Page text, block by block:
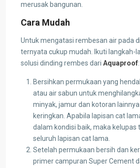
merusak bangunan.
Cara Mudah
Untuk mengatasi rembesan air pada
ternyata cukup mudah. Ikuti langkah-
solusi dinding rembes dari Aquaproof:
Bersihkan permukaan yang
atau air sabun untuk
minyak, jamur dan kotoran
keringkan. Apabila lapisan cat
dalam kondisi baik, maka kelupas
seluruh lapisan cat lama.
Setelah permukaan bersih dan
primer campuran Super Cement